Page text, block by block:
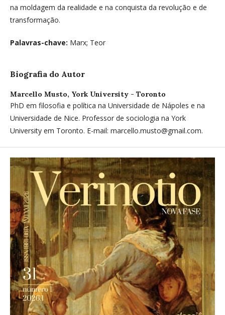
na moldagem da realidade e na conquista da revolução e de
transformação.
Palavras-chave: Marx; Teor
Biografia do Autor
Marcello Musto, York University - Toronto
PhD em filosofia e política na Universidade de Nápoles e na
Universidade de Nice. Professor de sociologia na York
University em Toronto. E-mail: marcello.musto@gmail.com.